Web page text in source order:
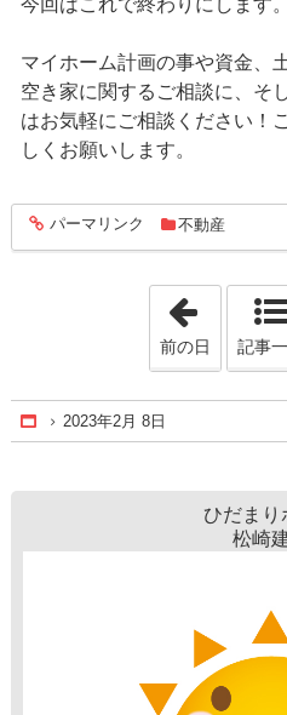
今回はこれで終わりにします。
マイホーム計画の事や資金、
空き家に関するご相談に、そ
はお気軽にご相談ください！
しくお願いします。
entry1428
パーマリンク 不動産
「
前の日 記事
Home
2023年2月 8日
ひだまり
松崎